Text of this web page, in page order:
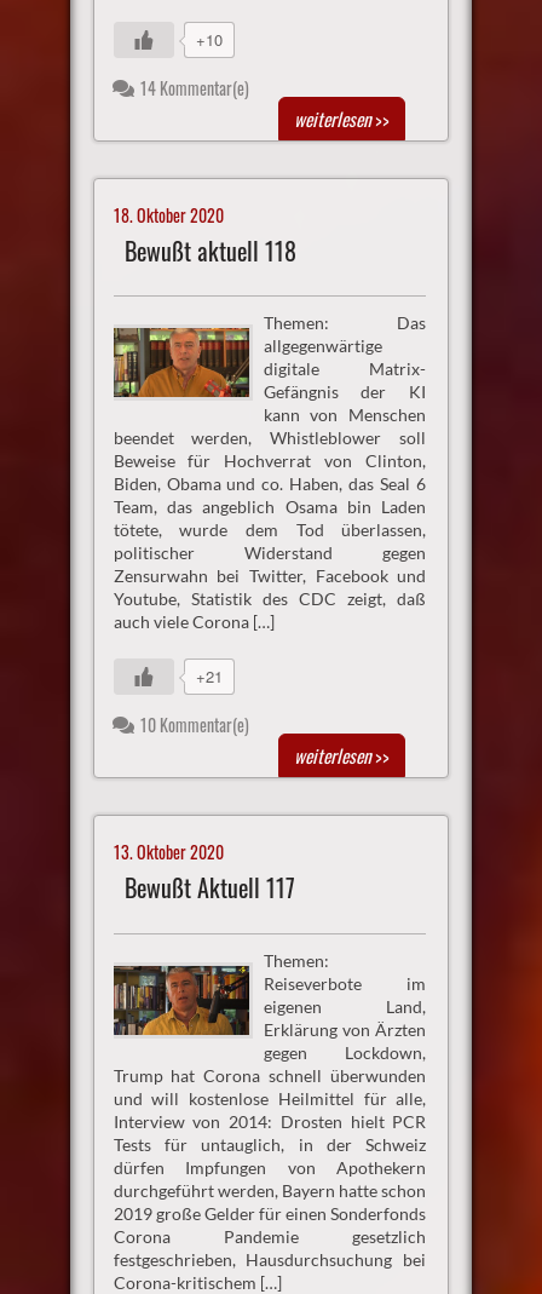
+10
14 Kommentar(e)
weiterlesen>>
18. Oktober 2020
Bewußt aktuell 118
Themen: Das
allgegenwärtige
digitale Matrix-
Gefängnis der KI
kann von Menschen
beendet werden, Whistleblower soll
Beweise für Hochverrat von Clinton,
Biden, Obama und co. Haben, das Seal 6
Team, das angeblich Osama bin Laden
tötete, wurde dem Tod überlassen,
politischer Widerstand gegen
Zensurwahn bei Twitter, Facebook und
Youtube, Statistik des CDC zeigt, daß
auch viele Corona […]
+21
10 Kommentar(e)
weiterlesen>>
13. Oktober 2020
Bewußt Aktuell 117
Themen:
Reiseverbote im
eigenen Land,
Erklärung von Ärzten
gegen Lockdown,
Trump hat Corona schnell überwunden
und will kostenlose Heilmittel für alle,
Interview von 2014: Drosten hielt PCR
Tests für untauglich, in der Schweiz
dürfen Impfungen von Apothekern
durchgeführt werden, Bayern hatte schon
2019 große Gelder für einen Sonderfonds
Corona Pandemie gesetzlich
festgeschrieben, Hausdurchsuchung bei
Corona-kritischem […]